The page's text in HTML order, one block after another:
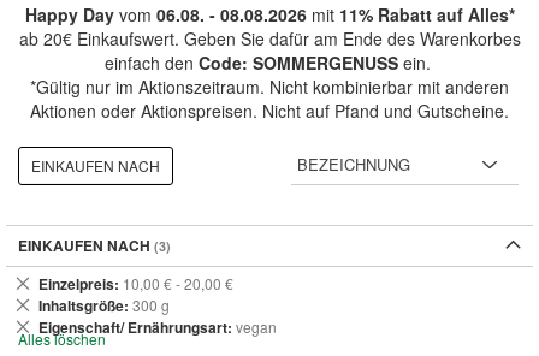
Happy Dayvom 06.08. - 08.08.2026mit 11% Rabatt auf Alles*
ab 20€ Einkaufswert. Geben Sie dafür am Ende des Warenkorbes
einfach den Code: SOMMERGENUSSein.
*Gültig nur im Aktionszeitraum. Nicht kombinierbar mit anderen
Aktionen oder Aktionspreisen. Nicht auf Pfand und Gutscheine.
EINKAUFEN NACH
EINKAUFEN NACH
Einzelpreis 10,00 € - 20,00 €
Dies
entfernen
Inhaltsgröße 300 g
Dies
entfernen
Eigenschaft/ Ernährungsart vegan
Dies
entfernen
Alles löschen